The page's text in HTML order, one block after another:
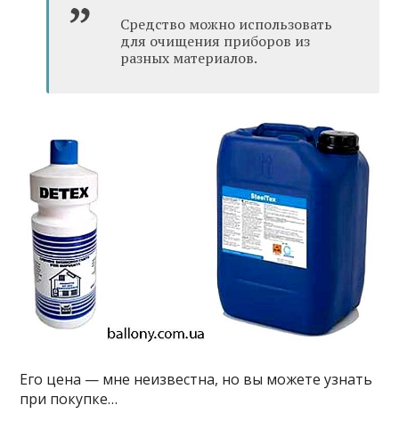
Средство можно использовать
для очищения приборов из
разных материалов.
Его цена — мне неизвестна, но вы можете узнать
при покупке…